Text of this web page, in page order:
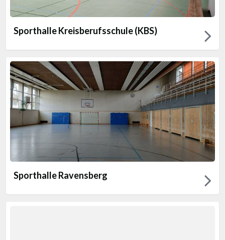
Sporthalle Kreisberufsschule (KBS)
Sporthalle Ravensberg